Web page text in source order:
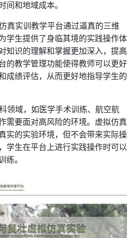
间和地域成本。
真实训教学平台通过逼真的三维
学生提供了身临其境的实践操作体
知识的理解和掌握更加深入，提高
的教学管理功能使得教师可以更好
成绩评估，从而更好地指导学生的
领域，如医学手术训练、航空航
需要面对高风险的环境。虚拟仿真
实的实验环境，但不会带来实际操
学生在平台上进行实践操作时可以
练。